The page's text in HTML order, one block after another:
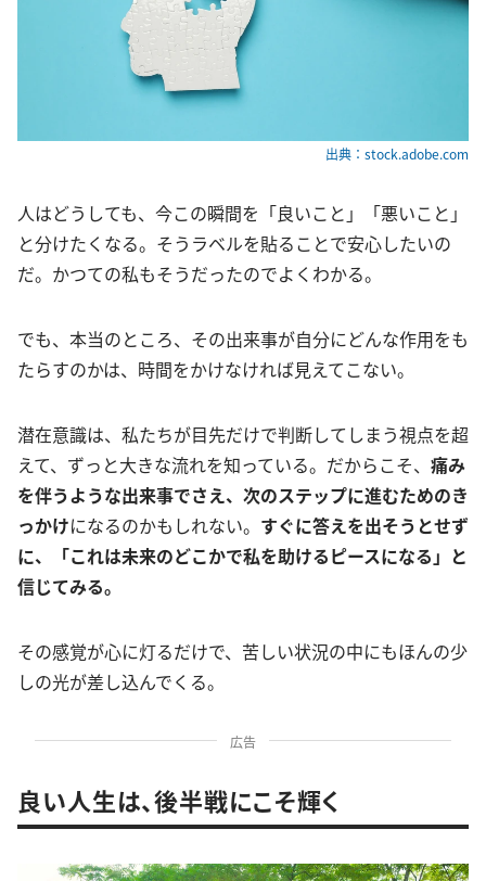
出典：stock.adobe.com
人はどうしても、今この瞬間を「良いこと」「悪いこと」
と分けたくなる。そうラベルを貼ることで安心したいの
だ。かつての私もそうだったのでよくわかる。
でも、本当のところ、その出来事が自分にどんな作用をも
たらすのかは、時間をかけなければ見えてこない。
潜在意識は、私たちが目先だけで判断してしまう視点を超
えて、ずっと大きな流れを知っている。だからこそ、 痛み
を伴うような出来事でさえ、次のステップに進むためのき
っかけになるのかもしれない。 すぐに答えを出そうとせず
に、「これは未来のどこかで私を助けるピースになる」と
信じてみる。
その感覚が心に灯るだけで、苦しい状況の中にもほんの少
しの光が差し込んでくる。
広告
良い人生は、後半戦にこそ輝く